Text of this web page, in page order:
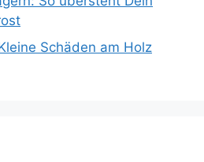
Schäden am Holz